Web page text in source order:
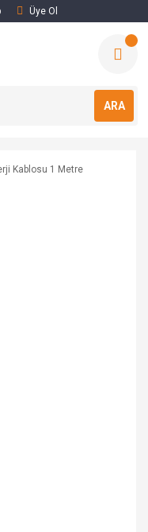
Üye Ol
ARA